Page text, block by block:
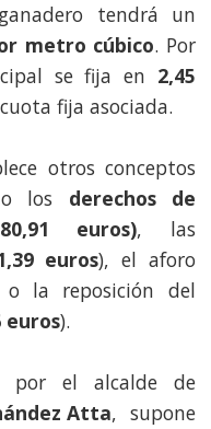
tendrá un
metro cúbico. Por
se fija en 2,45
fija asociada.
otros conceptos
los derechos de
euros), las
euros), el aforo
la reposición del
euros).
por el alcalde de
Atta, supone